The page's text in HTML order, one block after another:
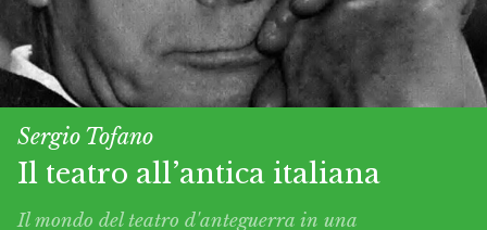
Sergio Tofano
Il teatro all’antica italiana
Il mondo del teatro d'anteguerra in una